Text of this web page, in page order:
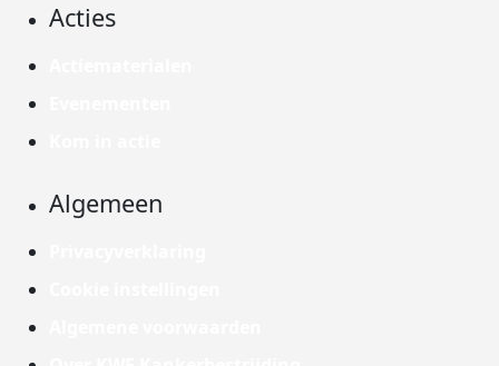
Acties
Algemeen